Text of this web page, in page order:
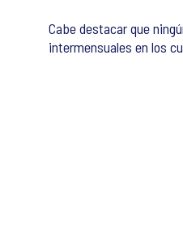
Cabe destacar que
intermensuales en los